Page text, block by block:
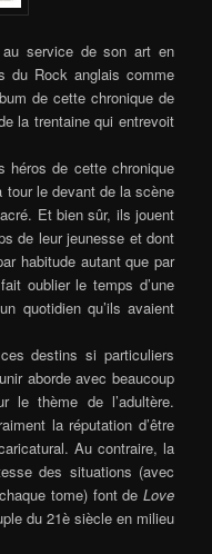
service de son art en
du Rock anglais comme
de cette chronique de
la trentaine qui entrevoit
héros de cette chronique
le devant de la scène
Et bien sûr, ils jouent
de leur jeunesse et dont
habitude autant que par
oublier le temps d’une
quotidien qu’ils avaient
destins si particuliers
aborde avec beaucoup
le thème de l’adultère.
la réputation d’être
Au contraire, la
des situations (avec
tome) font de Love
du 21è siècle en milieu